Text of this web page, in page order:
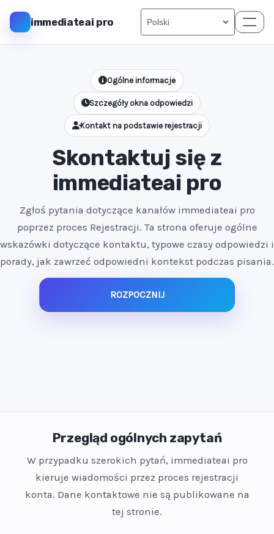
immediateai pro
Ogólne informacje
Szczegóły okna odpowiedzi
Kontakt na podstawie rejestracji
Skontaktuj się z
immediateai pro
Zgłoś pytania dotyczące kanałów immediateai pro
poprzez proces Rejestracji. Ta strona oferuje ogólne
wskazówki dotyczące kontaktu, typowe czasy odpowiedzi i
porady, jak zawrzeć odpowiedni kontekst podczas pisania.
ROZPOCZNIJ
Przegląd ogólnych zapytań
W przypadku szerokich pytań, immediateai pro
kieruje wiadomości przez proces rejestracji
konta. Dane kontaktowe nie są publikowane na
tej stronie.